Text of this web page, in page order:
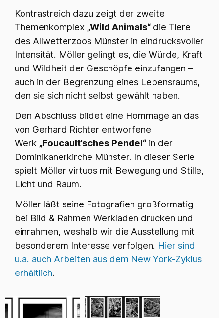
Kontrastreich dazu zeigt der zweite
Themenkomplex „Wild Animals“ die Tiere
des Allwetterzoos Münster in eindrucksvoller
Intensität. Möller gelingt es, die Würde, Kraft
und Wildheit der Geschöpfe einzufangen –
auch in der Begrenzung eines Lebensraums,
den sie sich nicht selbst gewählt haben.
Den Abschluss bildet eine Hommage an das
von Gerhard Richter entworfene
Werk „Foucault’sches Pendel“ in der
Dominikanerkirche Münster. In dieser Serie
spielt Möller virtuos mit Bewegung und Stille,
Licht und Raum.
Möller läßt seine Fotografien großformatig
bei Bild & Rahmen Werkladen drucken und
einrahmen, weshalb wir die Ausstellung mit
besonderem Interesse verfolgen. Hier sind
u.a. auch Arbeiten aus dem New York-Zyklus
erhältlich.